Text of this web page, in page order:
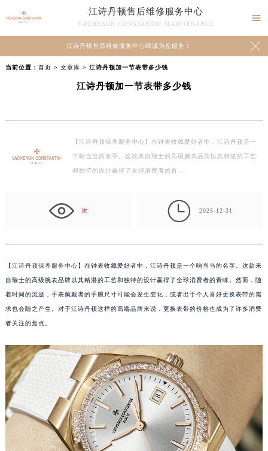
江诗丹顿售后维修服务中心
VACHERON CONSTANTIN MAINTENANCE

江诗丹顿售后维修服务中心竭诚为您服务！ 
当前位置： 首页 > 文章库 > 江诗丹顿加一节表带多少钱
江诗丹顿加一节表带多少钱
【江诗丹顿保养服务中心】在钟表收藏爱好者中，江诗丹顿是一
个响当当的名字。这款来自瑞士的高级腕表品牌以其精湛的工艺
和独特的设计赢得了全球消费者的青…
次  2025-12-31
【江诗丹顿保养服务中心】在钟表收藏爱好者中，江诗丹顿是一个响当当的名字。这款来
自瑞士的高级腕表品牌以其精湛的工艺和独特的设计赢得了全球消费者的青睐。然而，随
着时间的流逝，手表佩戴者的手腕尺寸可能会发生变化，或者出于个人喜好更换表带的需
求也会随之产生。对于江诗丹顿这样的高端品牌来说，更换表带的价格也成为了许多消费
者关注的焦点。